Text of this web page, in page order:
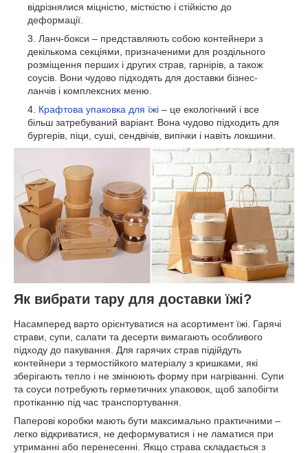
відрізнялися міцністю, місткістю і стійкістю до
деформації.
Ланч-бокси – представляють собою контейнери з
декількома секціями, призначеними для роздільного
розміщення перших і других страв, гарнірів, а також
соусів. Вони чудово підходять для доставки бізнес-
ланчів і комплексних меню.
Крафтова упаковка для їжі – це екологічний і все
більш затребуваний варіант. Вона чудово підходить для
бургерів, піци, суші, сендвічів, випічки і навіть локшини.
Як вибрати тару для доставки їжі?
Насамперед варто орієнтуватися на асортимент їжі. Гарячі
страви, супи, салати та десерти вимагають особливого
підходу до пакування. Для гарячих страв підійдуть
контейнери з термостійкого матеріалу з кришками, які
зберігають тепло і не змінюють форму при нагріванні. Супи
та соуси потребують герметичних упаковок, щоб запобігти
протіканню під час транспортування.
Паперові коробки мають бути максимально практичними –
легко відкриватися, не деформуватися і не ламатися при
утриманні або перенесенні. Якщо страва складається з